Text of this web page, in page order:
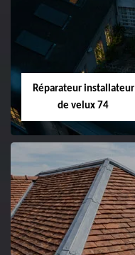
Réparateur installateur
de velux 74